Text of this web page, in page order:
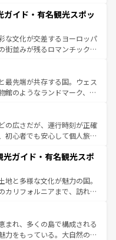
候が異なるスペインはその個
い。
る。華麗な宮殿、歴史的な大
豊かな自然が、訪れる者を心
スは美食の国としても知ら
無形文化遺産にも登録されて
彩な楽しみ方が可能だ。さ
力が溢れており、どの街角に
ている。パリ以外の個性あふ
ガイド・有名観光スポッ
な文化が交差するヨーロッパ
街並みが残るロマンチック街
ても飽きることがない。ベ
ルン州のアルプスの絶景、そ
といった風景は必見。ビール
しい。 なお、新着の
を参照してほしい。
最先端が共存する国。ウェス
館のようなランドマーク、歴
また、優雅なアフタヌーン
らない英国パブ、サッカー観
る体験も豊富。イギリスを旅
の広さだが、運行時刻が正確
初心者でも安心して個人旅行
スイスならではのユニークな
けでなく町歩きも満喫する
いため物価も高いが、旅行
ビスもあり、うまく活用すれ
ガイド・有名観光スポ
と多様な文化が魅力の国。
カリフォルニアまで、訪れる
ョッピング、エンターテイ
スポットだ。一方、アメリカ
ランドキャニオンやイエロー
まれ、多くの島で構成される
力をもっている。大自然の神